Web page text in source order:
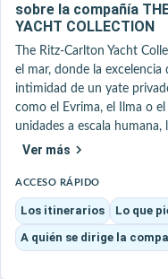
sobre la compañía
YACHT COLLECTION
The Ritz-Carlton Yacht
el mar, donde la excelencia
intimidad de un yate
como el Evrima, el Ilma o
unidades a escala
elevada proporción de
marca.
La experiencia a bordo se
personalizado, fiel a los
tripulación atenta y
Ver más
ACCESO RÁPIDO
Los itinerarios
Lo que
A quién se dirige la
Fecha de salida
Puertos